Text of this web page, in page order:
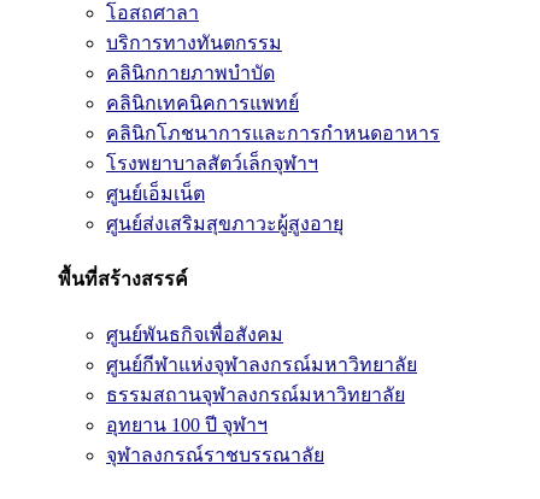
โอสถศาลา
บริการทางทันตกรรม
คลินิกกายภาพบำบัด
คลินิกเทคนิคการแพทย์
คลินิกโภชนาการและการกำหนดอาหาร
โรงพยาบาลสัตว์เล็กจุฬาฯ
ศูนย์เอ็มเน็ต
ศูนย์ส่งเสริมสุขภาวะผู้สูงอายุ
พื้นที่สร้างสรรค์
ศูนย์พันธกิจเพื่อสังคม
ศูนย์กีฬาแห่งจุฬาลงกรณ์มหาวิทยาลัย
ธรรมสถานจุฬาลงกรณ์มหาวิทยาลัย
อุทยาน 100 ปี จุฬาฯ
จุฬาลงกรณ์ราชบรรณาลัย